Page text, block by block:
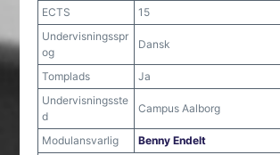
ECTS
15
Undervisningsspr
og
Dansk
Tomplads
Ja
Undervisningsste
d
Campus Aalborg
Modulansvarlig
Benny Endelt